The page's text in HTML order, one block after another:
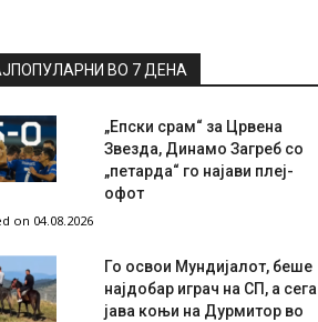
ВО 7 ДЕНА
„Епски срам“ за Црвена
Звезда, Динамо Загреб со
„петарда“ го најави плеј-
офот
on 04.08.2026
Го освои Мундијалот, беше
најдобар играч на СП, а сега
јава коњи на Дурмитор во